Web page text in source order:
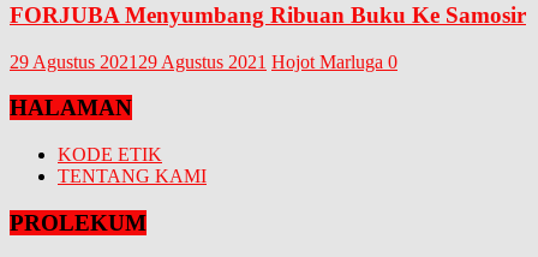
FORJUBA Menyumbang Ribuan Buku Ke Samosir
29 Agustus 2021 29 Agustus 2021 Hojot Marluga 0
HALAMAN
KODE ETIK
TENTANG KAMI
PROLEKUM